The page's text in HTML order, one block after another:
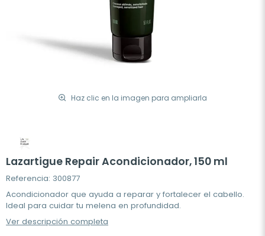
Haz clic en la imagen para ampliarla
Lazartigue Repair Acondicionador, 150 ml
Referencia: 300877
Acondicionador que ayuda a reparar y fortalecer el cabello.
Ideal para cuidar tu melena en profundidad.
Ver descripción completa